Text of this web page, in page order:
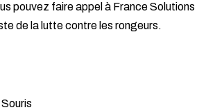
pouvez faire appel à France Solutions
de la lutte contre les rongeurs.
Souris